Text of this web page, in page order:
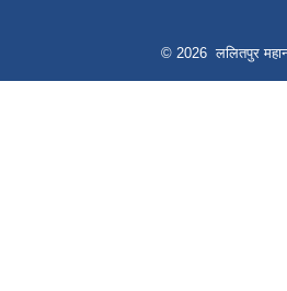
© 2026 ललितपुर